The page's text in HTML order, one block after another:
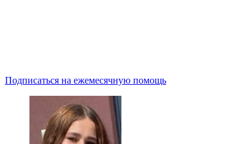
Подписаться на ежемесячную помощь